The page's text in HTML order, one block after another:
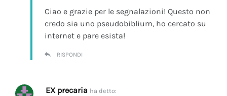
Ciao e grazie per le segnalazioni! Questo non
credo sia uno pseudobiblium, ho cercato su
internet e pare esista!
RISPONDI
EX precaria ha detto: